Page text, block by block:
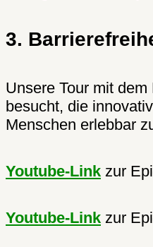
3.
Unsere Tour mit
besucht, die
Menschen erlebbar
Youtube-Link zur
Youtube-Link zur